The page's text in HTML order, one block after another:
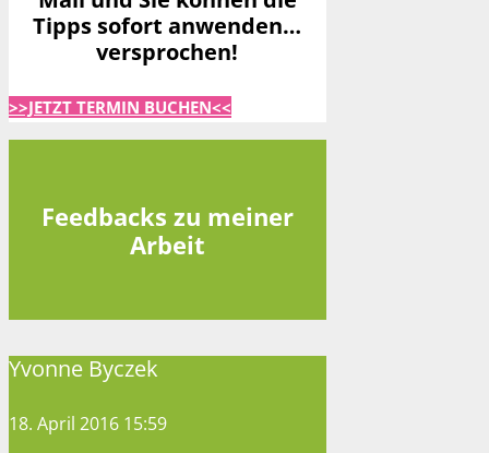
Tipps sofort anwenden…
versprochen!
>>JETZT TERMIN BUCHEN<<
Feedbacks zu meiner
Arbeit
Yvonne Byczek
18. April 2016 15:59